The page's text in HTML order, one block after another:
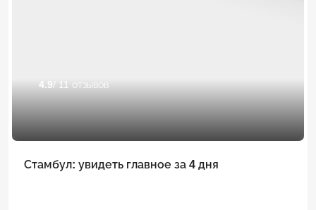
4.9 / 11 отзывов
Стамбул: увидеть главное за 4 дня